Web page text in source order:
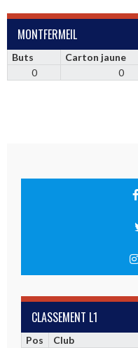
MONTFERMEIL
Buts Carton jaune
0
0
CLASSEMENT L1
Pos Club